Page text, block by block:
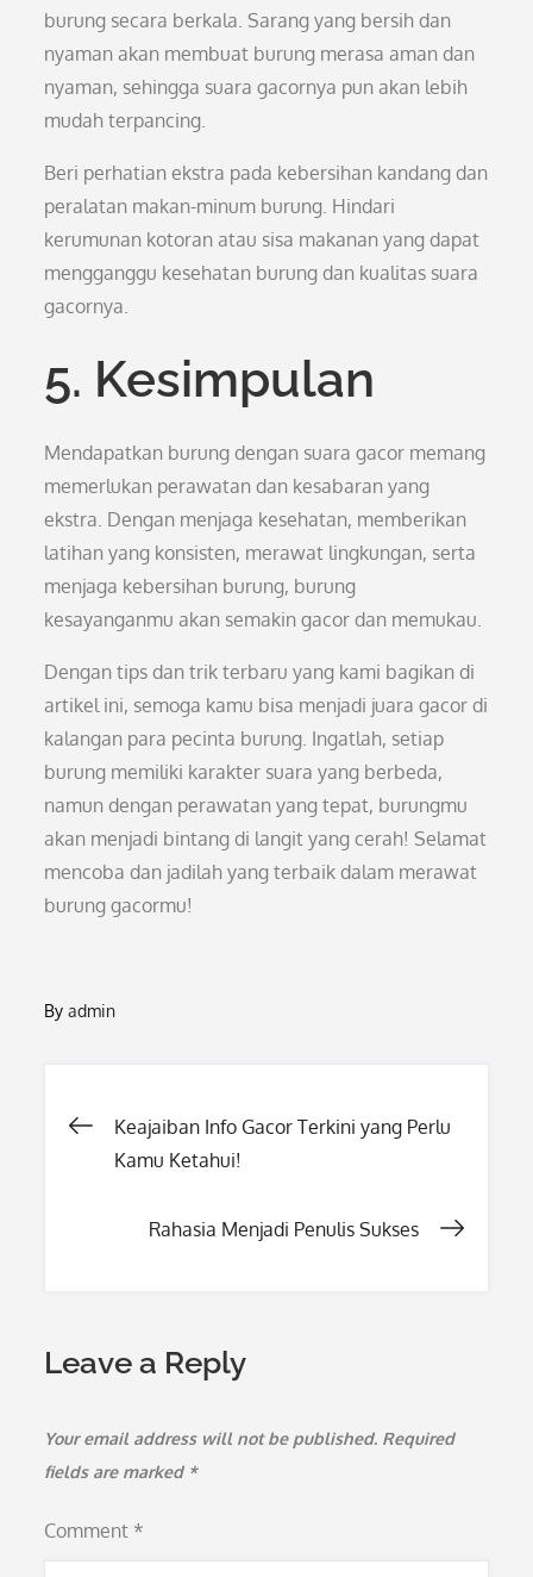
burung secara berkala. Sarang yang bersih dan
nyaman akan membuat burung merasa aman dan
nyaman, sehingga suara gacornya pun akan lebih
mudah terpancing.
Beri perhatian ekstra pada kebersihan kandang dan
peralatan makan-minum burung. Hindari
kerumunan kotoran atau sisa makanan yang dapat
mengganggu kesehatan burung dan kualitas suara
gacornya.
5. Kesimpulan
Mendapatkan burung dengan suara gacor memang
memerlukan perawatan dan kesabaran yang
ekstra. Dengan menjaga kesehatan, memberikan
latihan yang konsisten, merawat lingkungan, serta
menjaga kebersihan burung, burung
kesayanganmu akan semakin gacor dan memukau.
Dengan tips dan trik terbaru yang kami bagikan di
artikel ini, semoga kamu bisa menjadi juara gacor di
kalangan para pecinta burung. Ingatlah, setiap
burung memiliki karakter suara yang berbeda,
namun dengan perawatan yang tepat, burungmu
akan menjadi bintang di langit yang cerah! Selamat
mencoba dan jadilah yang terbaik dalam merawat
burung gacormu!
Byadmin
Post
Keajaiban Info Gacor Terkini yang Perlu
Kamu Ketahui!
Rahasia Menjadi Penulis Sukses
Leave a Reply
Your email address will not be published. Required
fields are marked *
Comment *